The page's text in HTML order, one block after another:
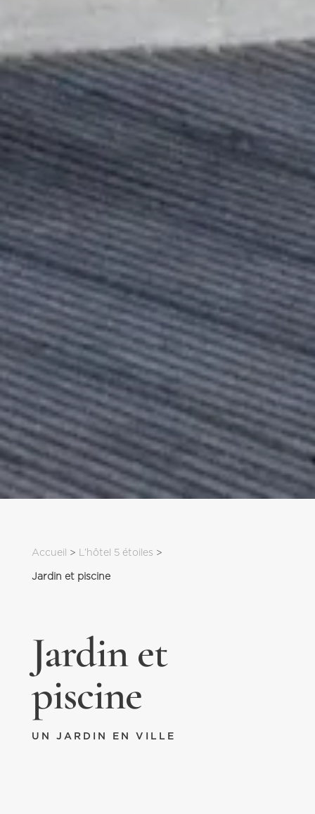
Accueil > L’hôtel 5 étoiles >
Jardin et piscine
Jardin et
piscine
UN JARDIN EN VILLE